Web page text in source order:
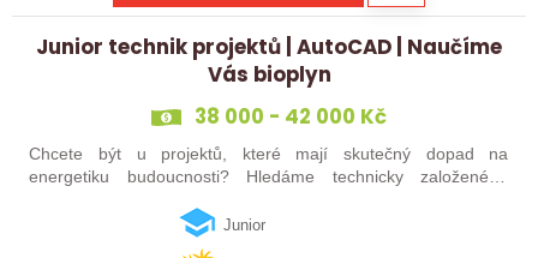
Junior technik projektů | AutoCAD | Naučíme
Vás bioplyn
38 000 - 42 000 Kč
Chcete být u projektů, které mají skutečný dopad na
energetiku budoucnosti? Hledáme technicky založeného
realizaci bioplynových stanic po celé…
Junior